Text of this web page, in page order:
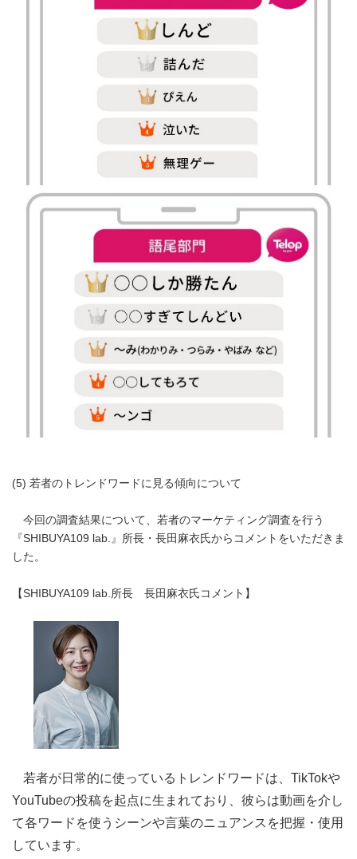
(5) 若者のトレンドワードに見る傾向について
今回の調査結果について、若者のマーケティング調査を行う
『SHIBUYA109 lab.』所長・長田麻衣氏からコメントをいただきま
した。
【SHIBUYA109 lab.所長 長田麻衣氏コメント】
若者が日常的に使っているトレンドワードは、TikTokや
YouTubeの投稿を起点に生まれており、彼らは動画を介し
て各ワードを使うシーンや言葉のニュアンスを把握・使用
しています。